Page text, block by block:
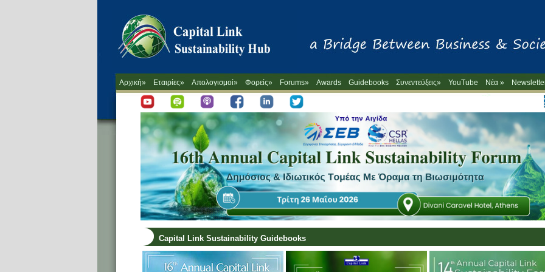
Αρχική» Εταιρίες» Απολογισμοί» Φορείς» Forums» Awards Guidebooks Συνεντεύξεις» YouTube
Νέα »
-->
Capital Link Sustainability Guidebooks